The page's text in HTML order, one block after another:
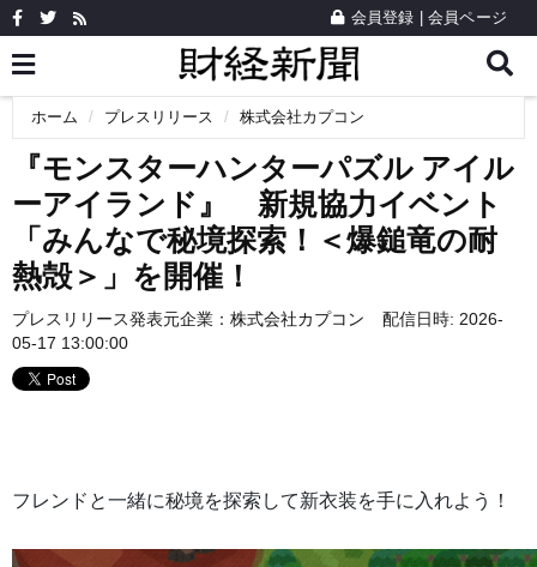
会員登録 会員ページ
ホーム プレスリリース 株式会社カプコン
『モンスターハンターパズル アイル
ーアイランド』 新規協力イベント
「みんなで秘境探索！＜爆鎚竜の耐
熱殻＞」を開催！
プレスリリース発表元企業： 株式会社カプコン
配信日時: 2026-
05-17 13:00:00
フレンドと一緒に秘境を探索して新衣装を手に入れよう！